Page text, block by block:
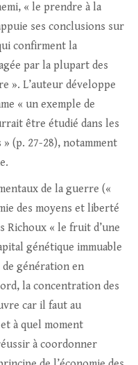
« le prendre à la
ses conclusions sur
confirment la
par la plupart des
». L’auteur développe
« un exemple de
être étudié dans les
(p. 27-28), notamment
de la guerre («
des moyens et liberté
Richoux « le fruit d’une
génétique immuable
génération en
la concentration des
car il faut au
à quel moment
à coordonner